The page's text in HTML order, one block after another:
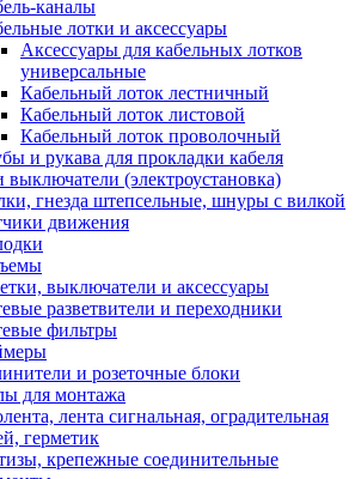
каналы
лотки и аксессуары
Аксессуары для кабельных лотков
универсальные
Кабельный лоток лестничный
Кабельный лоток листовой
Кабельный лоток проволочный
и рукава для прокладки кабеля
выключатели (электроустановка)
гнезда штепсельные, шнуры с вилкой
движения
выключатели и аксессуары
разветвители и переходники
фильтры
и розеточные блоки
для монтажа
лента сигнальная, оградительная
герметик
крепежные соединительные